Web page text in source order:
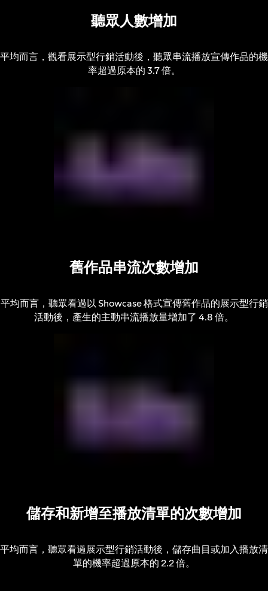
聽眾人數增加
平均而言，觀看展示型行銷活動後，聽眾串流播放宣傳作品的機
率超過原本的 3.7 倍。
舊作品串流次數增加
平均而言，聽眾看過以 Showcase 格式宣傳舊作品的展示型行銷
活動後，產生的主動串流播放量增加了 4.8 倍。
儲存和新增至播放清單的次數增加
平均而言，聽眾看過展示型行銷活動後，儲存曲目或加入播放清
單的機率超過原本的 2.2 倍。